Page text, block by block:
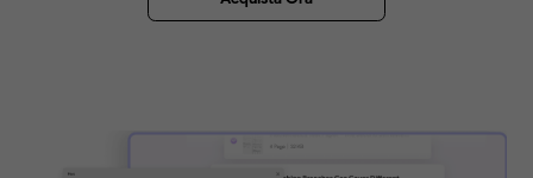
Stampa Batch dei PDF in